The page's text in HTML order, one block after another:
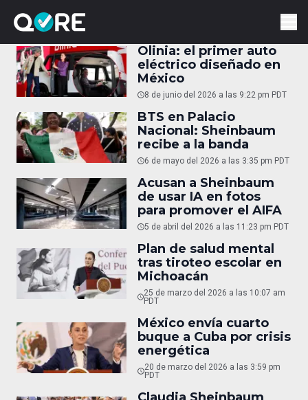
Olinia: el primer auto
eléctrico diseñado en
México
8 de junio del 2026 a las 9:22 pm PDT
BTS en Palacio
Nacional: Sheinbaum
recibe a la banda
6 de mayo del 2026 a las 3:35 pm PDT
Acusan a Sheinbaum
de usar IA en fotos
para promover el AIFA
5 de abril del 2026 a las 11:23 pm PDT
Plan de salud mental
tras tiroteo escolar en
Michoacán
25 de marzo del 2026 a las 10:07 am
PDT
México envía cuarto
buque a Cuba por crisis
energética
20 de marzo del 2026 a las 3:59 pm
PDT